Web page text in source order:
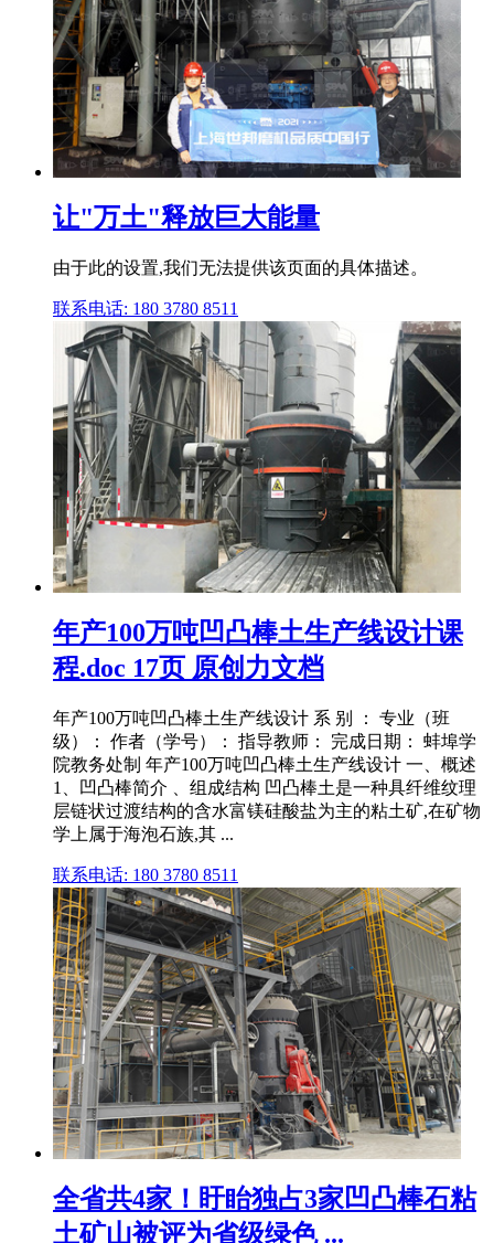
让"万土"释放巨大能量
由于此的设置,我们无法提供该页面的具体描述。
联系电话: 180 3780 8511
年产100万吨凹凸棒土生产线设计课
程.doc 17页 原创力文档
年产100万吨凹凸棒土生产线设计 系 别 ： 专业（班
级）： 作者（学号）： 指导教师： 完成日期： 蚌埠学
院教务处制 年产100万吨凹凸棒土生产线设计 一、概述
1、凹凸棒简介 、组成结构 凹凸棒土是一种具纤维纹理
层链状过渡结构的含水富镁硅酸盐为主的粘土矿,在矿物
学上属于海泡石族,其 ...
联系电话: 180 3780 8511
全省共4家！盱眙独占3家凹凸棒石粘
土矿山被评为省级绿色 ...